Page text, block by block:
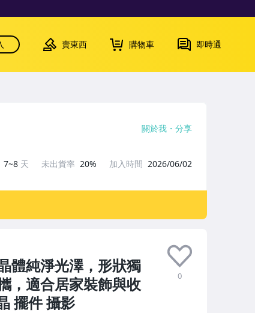
賣東西 購物車 即時通
體純淨光澤，形狀獨
，適合居家裝飾與收
擺件 攝影
0
關於我 分享
7~8 天 未出貨率 20% 加入時間 2026/06/02